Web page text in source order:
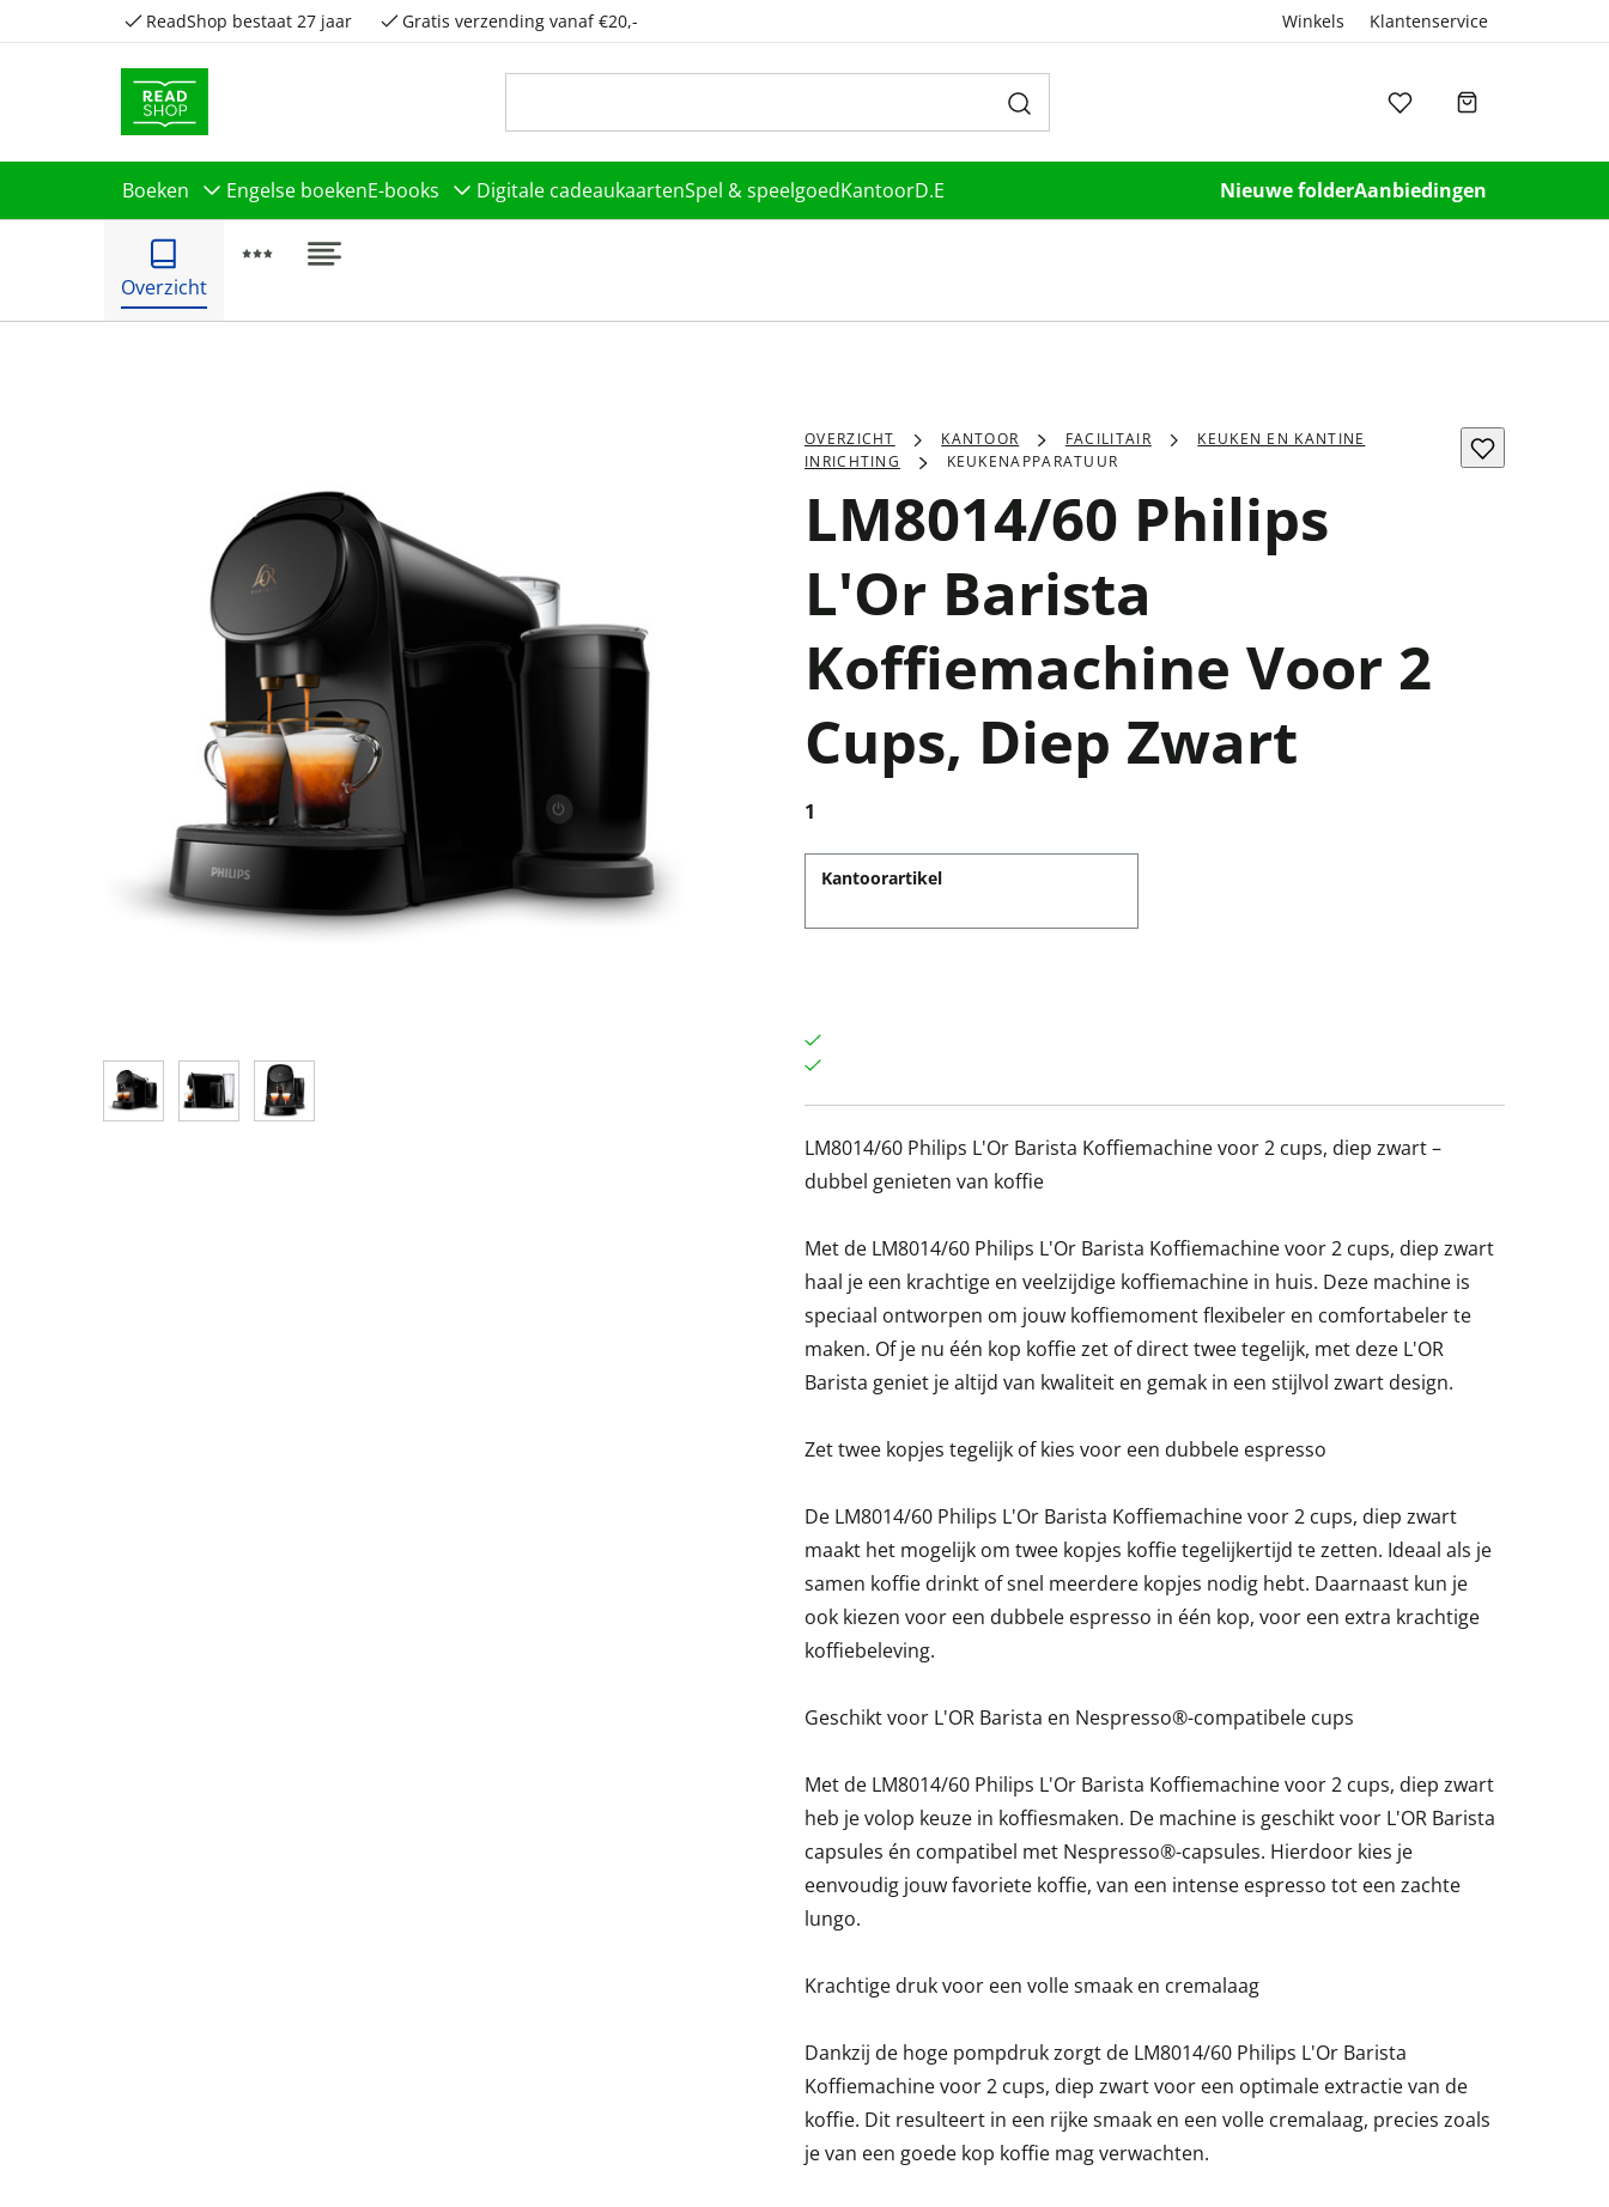
ReadShop bestaat 27 jaar Gratis verzending vanaf €20,- Winkels Klantenservice
Boeken Engelse boekenE-books Digitale cadeaukaartenSpel & speelgoedKantoorD.E Nieuwe folderAanbiedingen
Overzicht
OVERZICHT KANTOOR FACILITAIR
KEUKEN EN KANTINE
INRICHTING
KEUKENAPPARATUUR
LM8014/60 Philips
L'Or Barista
Koffiemachine Voor 2
Cups, Diep Zwart
1
Kantoorartikel
LM8014/60 Philips L'Or Barista Koffiemachine voor 2 cups, diep zwart –
dubbel genieten van koffie
Met de LM8014/60 Philips L'Or Barista Koffiemachine voor 2 cups, diep zwart
haal je een krachtige en veelzijdige koffiemachine in huis. Deze machine is
speciaal ontworpen om jouw koffiemoment flexibeler en comfortabeler te
maken. Of je nu één kop koffie zet of direct twee tegelijk, met deze L'OR
Barista geniet je altijd van kwaliteit en gemak in een stijlvol zwart design.
Zet twee kopjes tegelijk of kies voor een dubbele espresso
De LM8014/60 Philips L'Or Barista Koffiemachine voor 2 cups, diep zwart
maakt het mogelijk om twee kopjes koffie tegelijkertijd te zetten. Ideaal als je
samen koffie drinkt of snel meerdere kopjes nodig hebt. Daarnaast kun je
ook kiezen voor een dubbele espresso in één kop, voor een extra krachtige
koffiebeleving.
Geschikt voor L'OR Barista en Nespresso®-compatibele cups
Met de LM8014/60 Philips L'Or Barista Koffiemachine voor 2 cups, diep zwart
heb je volop keuze in koffiesmaken. De machine is geschikt voor L'OR Barista
capsules én compatibel met Nespresso®-capsules. Hierdoor kies je
eenvoudig jouw favoriete koffie, van een intense espresso tot een zachte
lungo.
Krachtige druk voor een volle smaak en cremalaag
Dankzij de hoge pompdruk zorgt de LM8014/60 Philips L'Or Barista
Koffiemachine voor 2 cups, diep zwart voor een optimale extractie van de
koffie. Dit resulteert in een rijke smaak en een volle cremalaag, precies zoals
je van een goede kop koffie mag verwachten.